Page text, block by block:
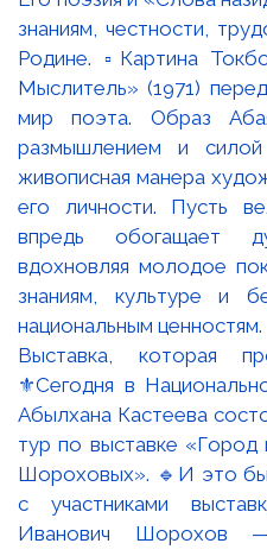
находятся в
Основой для
проект «10 скульптур
обязательно нужно
выставка выходит
пространства и
произведениям, которые
всегда знаем их
кураторский тур
субботу, 15 августа, в
узнать, как
почему они появились
истории скрываются
образами, —
музей искусств РК
августа, суббота ⏰
Алматы
@guideinalmaty Иногда
историю того, мимо чего